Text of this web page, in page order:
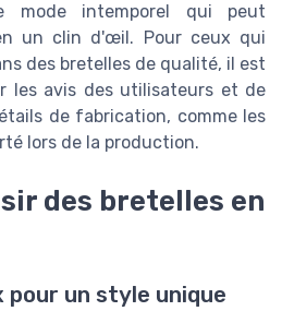
mode intemporel qui peut
un clin d'œil. Pour ceux qui
des bretelles de qualité, il est
les avis des utilisateurs et de
de fabrication, comme les
lors de la production.
des bretelles en
pour un style unique